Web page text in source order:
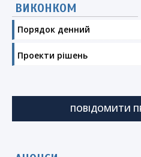
ВИКОНКОМ
Порядок денний
Проекти рішень
ПОВІДОМИТИ